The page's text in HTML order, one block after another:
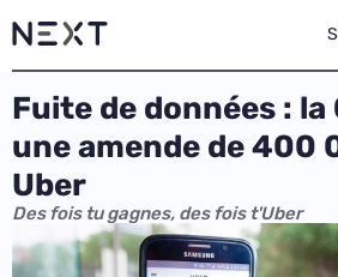
Fuite de données :
une amende de 400
Uber
Des fois tu gagnes, des fois t'Uber